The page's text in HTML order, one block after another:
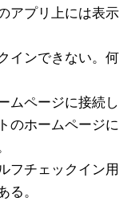
アプリ上には表示
インできない。何
ムページに接続し
のホームページに
フチェックイン用
る。